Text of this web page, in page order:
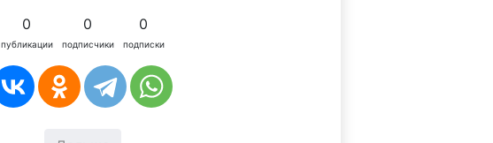
0
публикации
0
подписчики
0
подписки